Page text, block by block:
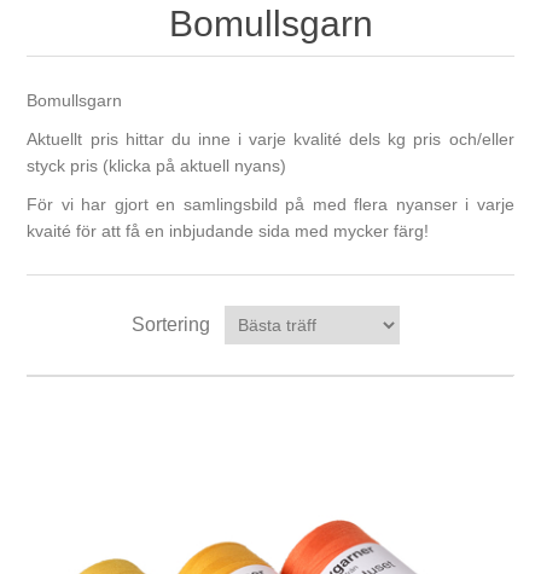
Bomullsgarn
Bomullsgarn
Aktuellt pris hittar du inne i varje kvalité dels kg pris och/eller
styck pris (klicka på aktuell nyans)
För vi har gjort en samlingsbild på med flera nyanser i varje
kvaité för att få en inbjudande sida med mycker färg!
Sortering